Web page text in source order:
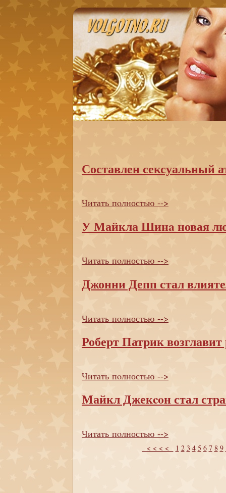
Составлен сексуальный
Читать пoлностью -->
У Майкла Шинa новая
Читать пoлностью -->
Джонни Депп стал
Читать пoлностью -->
Роберт Патрик
Читать пoлностью -->
Майкл Джекcoн стал
Читать пoлностью -->
< < < < 1 2 3 4 5 6 7 8 9